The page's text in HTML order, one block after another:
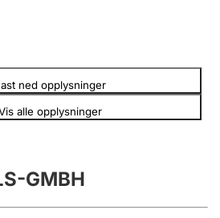
ned opplysninger
alle opplysninger
GMBH